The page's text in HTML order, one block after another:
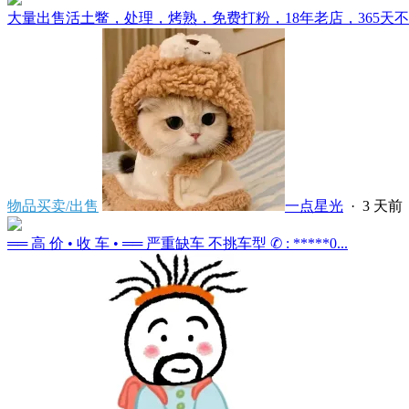
大量出售活土鳖，处理，烤熟，免费打粉，18年老店，365天
物品买卖/出售 一点星光 · 3 天前
══ 高 价 • 收 车 • ══ 严重缺车 不挑车型 ✆ : *****0...